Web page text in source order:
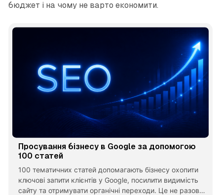
бюджет і на чому не варто економити.
Просування бізнесу в Google за допомогою
100 статей
100 тематичних статей допомагають бізнесу охопити
ключові запити клієнтів у Google, посилити видимість
сайту та отримувати органічні переходи. Це не разова